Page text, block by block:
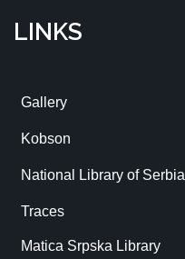
LINKS
Gallery
Kobson
National Library of Serbia
Traces
Matica Srpska Library